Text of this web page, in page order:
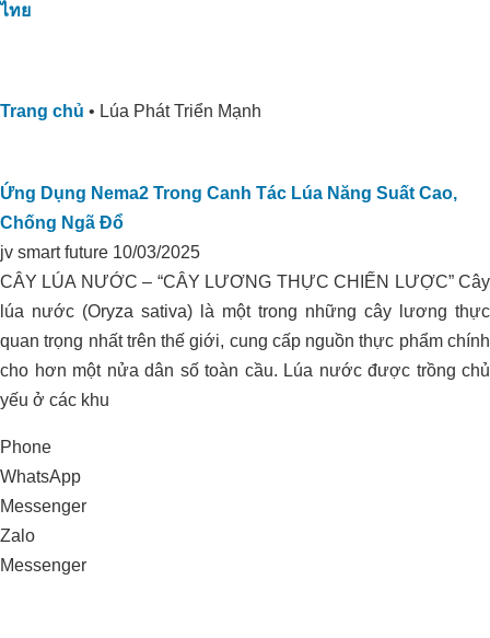
ไทย
Trang chủ • Lúa Phát Triển Mạnh
Ứng Dụng Nema2 Trong Canh Tác Lúa Năng Suất Cao,
Chống Ngã Đổ
jv smart future 10/03/2025
CÂY LÚA NƯỚC – “CÂY LƯƠNG THỰC CHIẾN LƯỢC” Cây
lúa nước (Oryza sativa) là một trong những cây lương thực
quan trọng nhất trên thế giới, cung cấp nguồn thực phẩm chính
cho hơn một nửa dân số toàn cầu. Lúa nước được trồng chủ
yếu ở các khu
Phone
WhatsApp
Messenger
Zalo
Messenger